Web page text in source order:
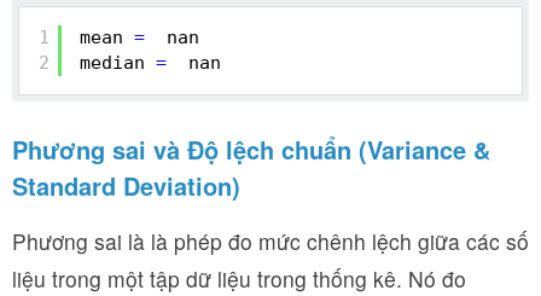
1
2
mean =
nan
median = nan
Phương sai và Độ lệch chuẩn (Variance &
Standard Deviation)
Phương sai là là phép đo mức chênh lệch giữa các số
liệu trong một tập dữ liệu trong thống kê. Nó đo